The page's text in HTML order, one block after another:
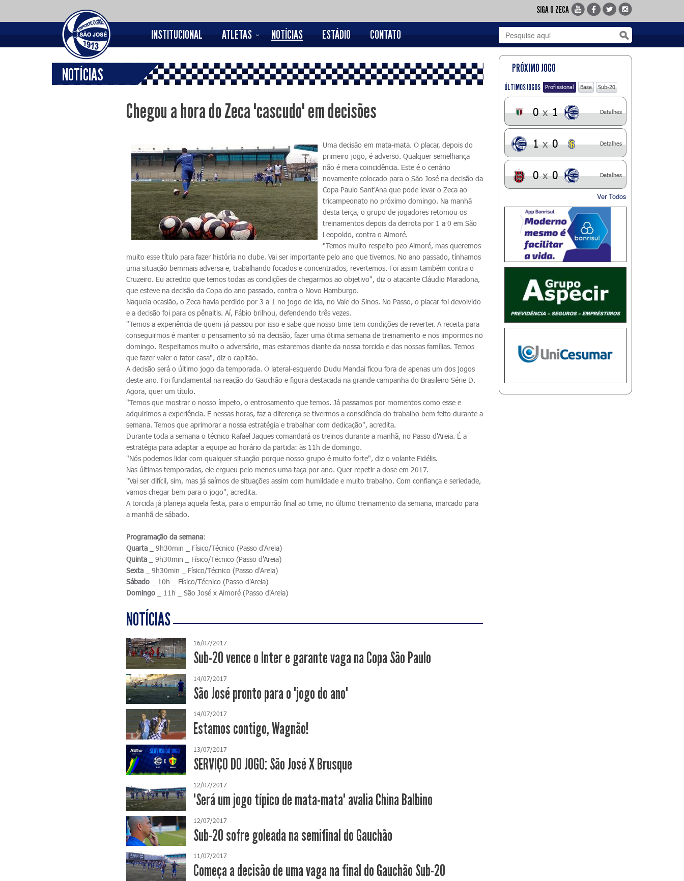
SIGA O ZECA
INSTITUCIONAL ATLETAS NOTÍCIAS ESTÁDIO CONTATO
NOTÍCIAS
Chegou a hora do Zeca "cascudo" em decisões
Uma decisão em mata-mata. O placar, depois do
primeiro jogo, é adverso. Qualquer semelhança
não é mera coincidência. Este é o cenário
novamente colocado para o São José na decisão da
Copa Paulo Sant'Ana que pode levar o Zeca ao
tricampeonato no próximo domingo. Na manhã
desta terça, o grupo de jogadores retomou os
treinamentos depois da derrota por 1 a 0 em São
Leopoldo, contra o Aimoré.
"Temos muito respeito peo Aimoré, mas queremos
muito esse título para fazer história no clube. Vai ser importante pelo ano que tivemos. No ano passado, tínhamos
uma situação bemmais adversa e, trabalhando focados e concentrados, revertemos. Foi assim também contra o
Cruzeiro. Eu acredito que temos todas as condições de chegarmos ao objetivo", diz o atacante Cláudio Maradona,
que esteve na decisão da Copa do ano passado, contra o Novo Hamburgo.
Naquela ocasião, o Zeca havia perdido por 3 a 1 no jogo de ida, no Vale do Sinos. No Passo, o placar foi devolvido
e a decisão foi para os pênaltis. Aí, Fábio brilhou, defendendo três vezes.
"Temos a experiência de quem já passou por isso e sabe que nosso time tem condições de reverter. A receita para
conseguirmos é manter o pensamento só na decisão, fazer uma ótima semana de treinamento e nos impormos no
domingo. Respeitamos muito o adversário, mas estaremos diante da nossa torcida e das nossas famílias. Temos
que fazer valer o fator casa", diz o capitão.
A decisão será o último jogo da temporada. O lateral-esquerdo Dudu Mandai ficou fora de apenas um dos jogos
deste ano. Foi fundamental na reação do Gauchão e figura destacada na grande campanha do Brasileiro Série D.
Agora, quer um título.
"Temos que mostrar o nosso ímpeto, o entrosamento que temos. Já passamos por momentos como esse e
adquirimos a experiência. E nessas horas, faz a diferença se tivermos a consciência do trabalho bem feito durante a
semana. Temos que aprimorar a nossa estratégia e trabalhar com dedicação", acredita.
Durante toda a semana o técnico Rafael Jaques comandará os treinos durante a manhã, no Passo d'Areia. É a
estratégia para adaptar a equipe ao horário da partida: às 11h de domingo.
"Nós podemos lidar com qualquer situação porque nosso grupo é muito forte", diz o volante Fidélis.
Nas últimas temporadas, ele ergueu pelo menos uma taça por ano. Quer repetir a dose em 2017.
"Vai ser difícil, sim, mas já saímos de situações assim com humildade e muito trabalho. Com confiança e seriedade,
vamos chegar bem para o jogo", acredita.
A torcida já planeja aquela festa, para o empurrão final ao time, no último treinamento da semana, marcado para
a manhã de sábado.
Programação da semana:
Quarta _ 9h30min _ Físico/Técnico (Passo d'Areia)
Quinta _ 9h30min _ Físico/Técnico (Passo d'Areia)
Sexta _ 9h30min _ Físico/Técnico (Passo d'Areia)
Sábado _ 10h _ Físico/Técnico (Passo d'Areia)
Domingo _ 11h _ São José x Aimoré (Passo d'Areia)
NOTÍCIAS
16/07/2017
Sub-20 vence o Inter e garante vaga na Copa São Paulo
14/07/2017
São José pronto para o "jogo do ano"
14/07/2017
Estamos contigo, Wagnão!
13/07/2017
SERVIÇO DO JOGO: São José X Brusque
12/07/2017
"Será um jogo típico de mata-mata" avalia China Balbino
12/07/2017
Sub-20 sofre goleada na semifinal do Gauchão
11/07/2017
Começa a decisão de uma vaga na final do Gauchão Sub-20
PRÓXIMO JOGO
ÚLTIMOS JOGOS Profissional Base Sub-20
0 x 1 Detalhes
1 x 0 Detalhes
0 x 0 Detalhes
Ver Todos